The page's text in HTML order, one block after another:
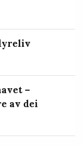
–
av dei